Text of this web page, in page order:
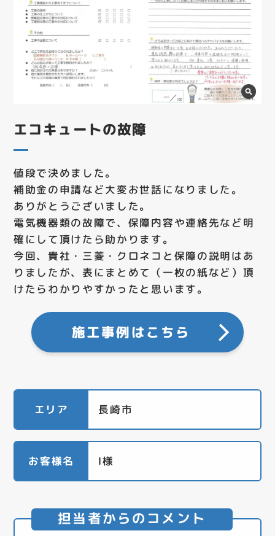
エコキュートの故障
値段で決めました。
補助金の申請など大変お世話になりました。
ありがとうございました。
電気機器類の故障で、保障内容や連絡先など明
確にして頂けたら助かります。
今回、貴社・三菱・クロネコと保障の説明はあ
りましたが、表にまとめて（一枚の紙など）頂
けたらわかりやすかったと思います。
施工事例はこちら
エリア 長崎市
お客様名 Ⅰ様
担当者からのコメント